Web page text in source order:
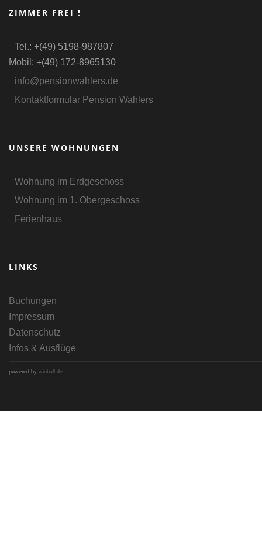
ZIMMER FREI !
Tel.: +(49) 5198-987807
Mobil: +(49) 172-8965130
info@pensionwahlers.de
Kontaktformular Pension Wahlers
UNSERE WOHNUNGEN
Wohnung im Erdgeschoss
Wohnung im 1. Obergeschoss
Ferienhaus
LINKS
Buchungen
Impressum
Datenschutz
Infos & Ausflüge
powered by winball.de